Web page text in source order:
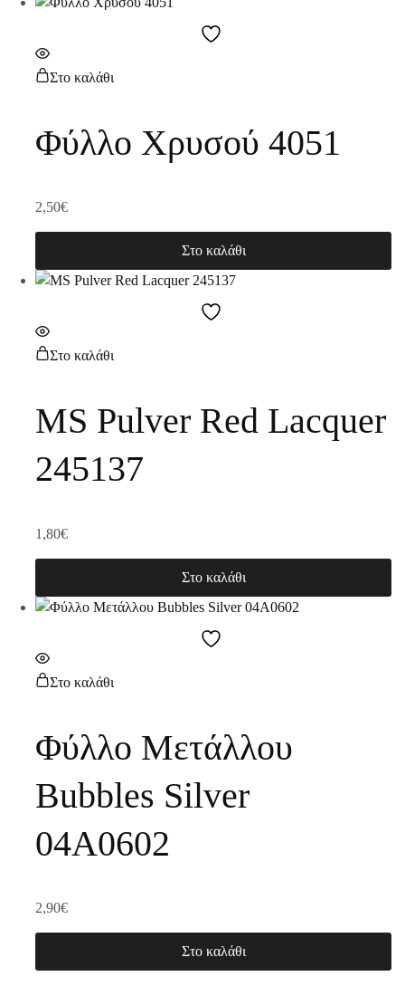
Στο καλάθι
Φύλλο Χρυσού 4051
2,50€
Στο καλάθι
Στο καλάθι
MS Pulver Red Lacquer
245137
1,80€
Στο καλάθι
Στο καλάθι
Φύλλο Μετάλλου
Bubbles Silver
04A0602
2,90€
Στο καλάθι